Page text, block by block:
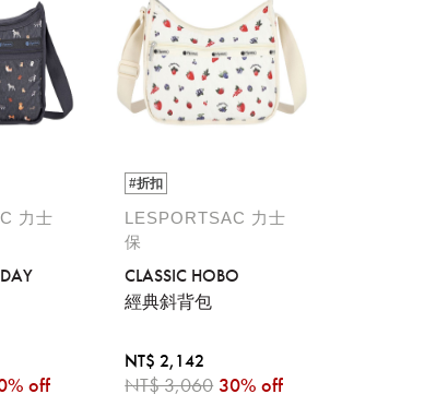
稍後決定
力士
off
#折扣
LESPORTSAC 力士
保
CLASSIC HOBO
經典斜背包
NT$ 2,142
NT$ 3,060 30% off